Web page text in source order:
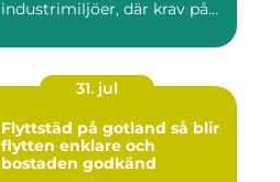
industrimiljöer, där krav på
31. jul
Flyttstäd på gotland så blir
flytten enklare och
bostaden godkänd